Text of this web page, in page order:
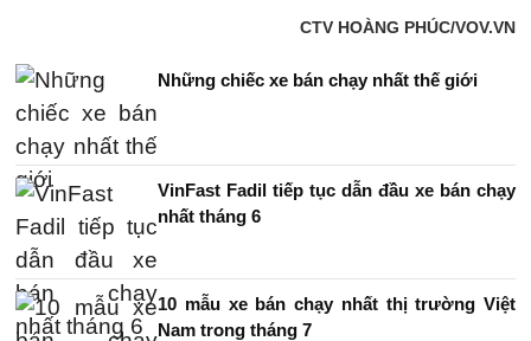
CTV HOÀNG PHÚC/VOV.VN
Những chiếc xe bán chạy nhất thế giới
VinFast Fadil tiếp tục dẫn đầu xe bán chạy
nhất tháng 6
10 mẫu xe bán chạy nhất thị trường Việt
Nam trong tháng 7